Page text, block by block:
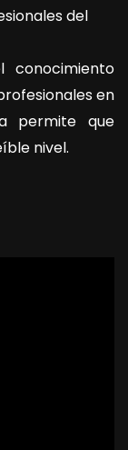
del
conocimiento
en
permite que
nivel.